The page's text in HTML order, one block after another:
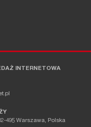
INTERNETOWA
495 Warszawa, Polska